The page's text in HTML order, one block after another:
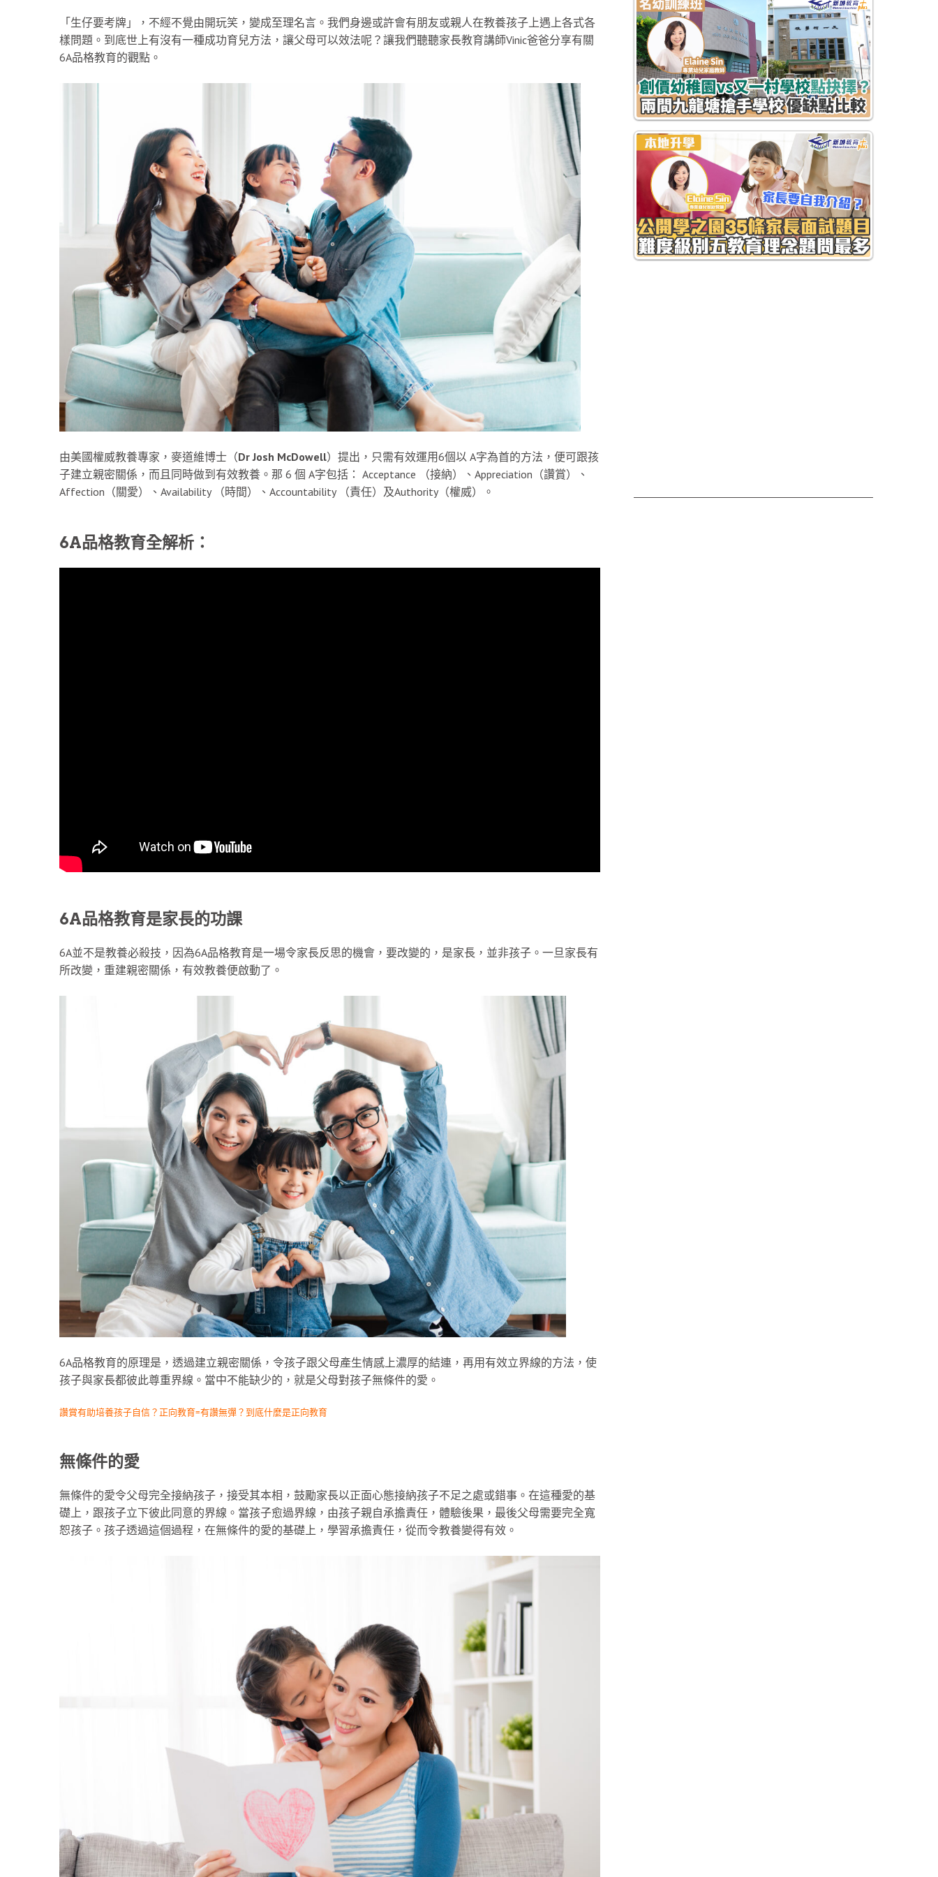
「生仔要考牌」，不經不覺由開玩笑，變成至理名言。我們身邊或許會有朋友或親人在教養孩子上遇上各式各
樣問題。到底世上有沒有一種成功育兒方法，讓父母可以效法呢？讓我們聽聽家長教育講師Vinic爸爸分享有關
6A品格教育的觀點。
由美國權威教養專家，麥道維博士（Dr Josh McDowell）提出，只需有效運用6個以 A字為首的方法，便可跟孩
子建立親密關係，而且同時做到有效教養。那 6 個 A字包括： Acceptance （接納）、Appreciation（讚賞）、
Affection（關愛）、Availability （時間）、Accountability （責任）及Authority（權威）。
6A品格教育全解析：
6A品格教育是家長的功課
6A並不是教養必殺技，因為6A品格教育是一場令家長反思的機會，要改變的，是家長，並非孩子。一旦家長有
所改變，重建親密關係，有效教養便啟動了。
6A品格教育的原理是，透過建立親密關係，令孩子跟父母產生情感上濃厚的結連，再用有效立界線的方法，使
孩子與家長都彼此尊重界線。當中不能缺少的，就是父母對孩子無條件的愛。
讚賞有助培養孩子自信？正向教育=有讚無彈？到底什麼是正向教育
無條件的愛
無條件的愛令父母完全接納孩子，接受其本相，鼓勵家長以正面心態接納孩子不足之處或錯事。在這種愛的基
礎上，跟孩子立下彼此同意的界線。當孩子愈過界線，由孩子親自承擔責任，體驗後果，最後父母需要完全寬
恕孩子。孩子透過這個過程，在無條件的愛的基礎上，學習承擔責任，從而令教養變得有效。